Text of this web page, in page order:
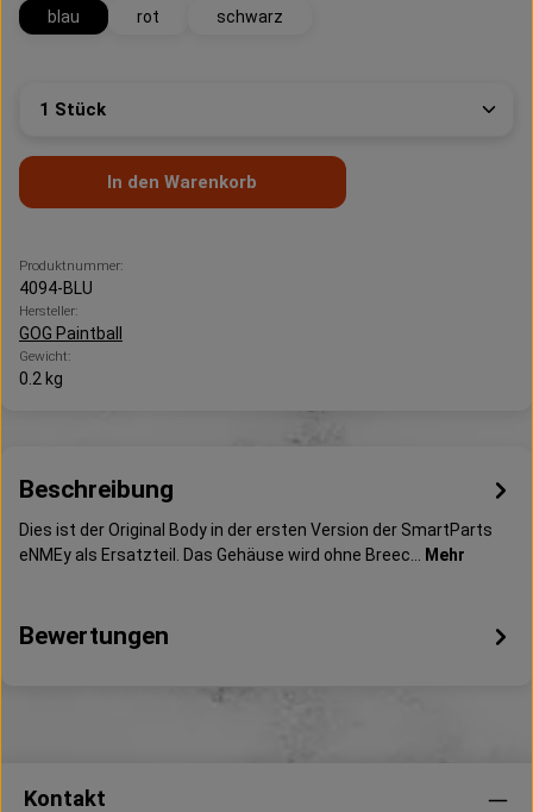
blau rot schwarz
Produkt Anzahl: Gib den gewünschten Wert ein
In den Warenkorb
Produktnummer:
4094-BLU
Hersteller:
GOG Paintball
Gewicht:
0.2 kg
Beschreibung
Dies ist der Original Body in der ersten Version der SmartParts
eNMEy als Ersatzteil. Das Gehäuse wird ohne Breec…
Mehr
Bewertungen
Kontakt